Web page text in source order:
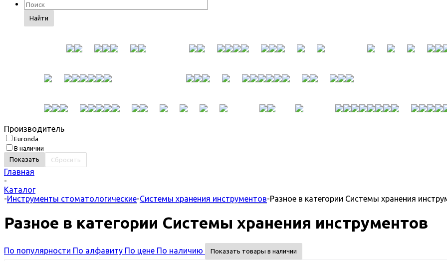
Найти
Производитель
Euronda
В наличии
Сбросить
Главная
-
Каталог
-Инструменты стоматологические-Системы хранения инструментов-Разное в категории Системы хранения
Разное в категории Системы хранения инструментов
По популярности По алфавиту По цене По наличию Показать товары в наличии